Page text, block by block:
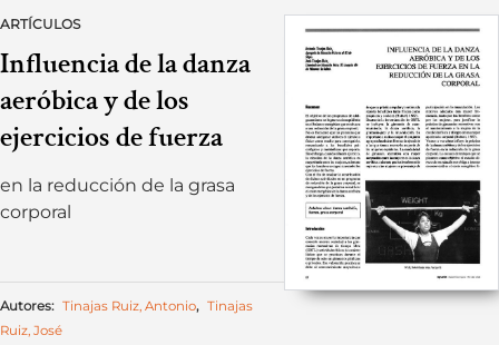
ARTÍCULOS
Influencia de la danza
aeróbica y de los
ejercicios de fuerza
en la reducción de la grasa
corporal
Autores: Tinajas Ruiz, Antonio, Tinajas
Ruiz, José